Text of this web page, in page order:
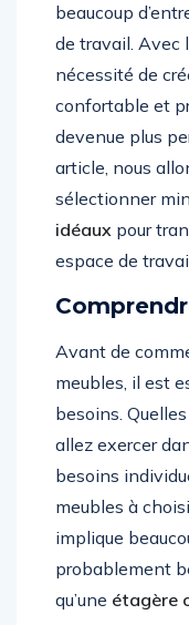
beaucoup
de travail. Avec
nécessité de
confortable et
devenue plus
article, nous
sélectionner
idéaux pour
espace de
Avant de
meubles, il est
besoins.
allez exercer
besoins
meubles à
implique
probablement
qu’une étagère